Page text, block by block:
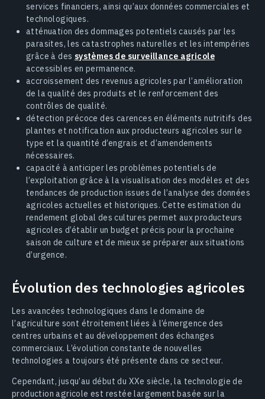
services financiers, ainsi qu’aux données commerciales et
technologiques.
atténuation des dommages potentiels causés par les
parasites, les catastrophes naturelles et les intempéries
grâce à des systèmes de surveillance agricole
accessibles en permanence.
accroissement des revenus agricoles par l’amélioration
de la qualité des produits et le renforcement des
contrôles de qualité.
détection précoce des carences en éléments nutritifs des
plantes et notification aux producteurs agricoles sur le
type et la quantité d’engrais et d’amendements
nécessaires.
capacité à anticiper les problèmes potentiels de
l’exploitation grâce à la visualisation des modèles et des
tendances de production issues de l’analyse des données
agricoles actuelles et historiques. Cette estimation du
rendement global des cultures permet aux producteurs
agricoles d’établir un budget précis pour la prochaine
saison de culture et de mieux se préparer aux situations
d’urgence.
Évolution des technologies agricoles
Les avancées technologiques dans le domaine de
l’agriculture sont étroitement liées à l’émergence des
centres urbains et au développement des échanges
commerciaux. L’évolution constante de nouvelles
technologies a toujours été présente dans ce secteur.
Cependant, jusqu’au début du XXe siècle, la technologie de
production agricole est restée largement basée sur la